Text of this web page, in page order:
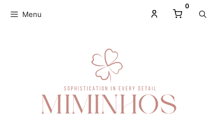
0
Menu